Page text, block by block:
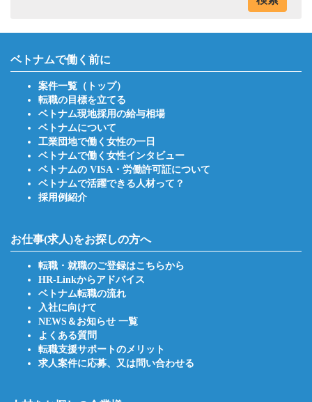
ベトナムで働く前に
案件一覧（トップ）
転職の目標を立てる
ベトナム現地採用の給与相場
ベトナムについて
工業団地で働く女性の一日
ベトナムで働く女性インタビュー
ベトナムの VISA・労働許可証について
ベトナムで活躍できる人材って？
採用例紹介
お仕事(求人)をお探しの方へ
転職・就職のご登録はこちらから
HR-Linkからアドバイス
ベトナム転職の流れ
入社に向けて
NEWS＆お知らせ 一覧
よくある質問
転職支援サポートのメリット
求人案件に応募、又は問い合わせる